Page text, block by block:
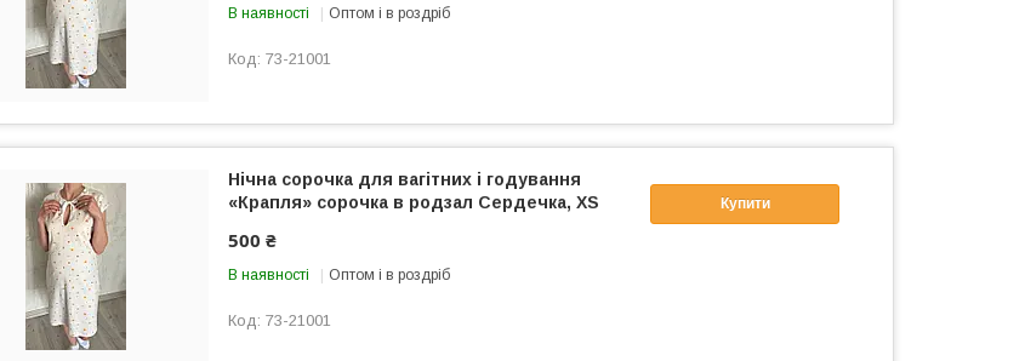
В наявності Оптом і в роздріб
73-21001
Купити
Нічна сорочка для вагітних і годування
«Крапля» сорочка в родзал Сердечка, XS
500 ₴
В наявності Оптом і в роздріб
73-21001